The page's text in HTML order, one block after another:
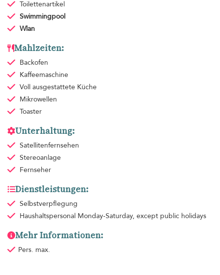
Toilettenartikel
Swimmingpool
Wlan
Mahlzeiten:
Backofen
Kaffeemaschine
Voll ausgestattete Küche
Mikrowellen
Toaster
Unterhaltung:
Satellitenfernsehen
Stereoanlage
Fernseher
Dienstleistungen:
Selbstverpflegung
Haushaltspersonal Monday-Saturday, except public holidays
Mehr Informationen:
Pers. max.